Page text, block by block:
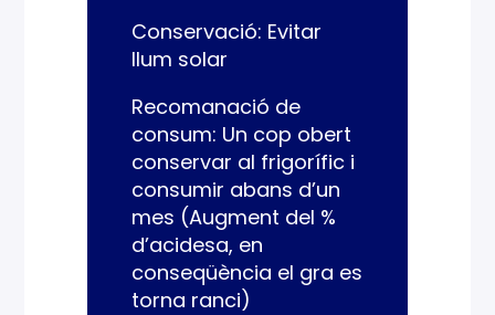
Conservació: Evitar
llum solar
Recomanació de
consum: Un cop obert
conservar al frigorífic i
consumir abans d’un
mes (Augment del %
d’acidesa, en
conseqüència el gra es
torna ranci)